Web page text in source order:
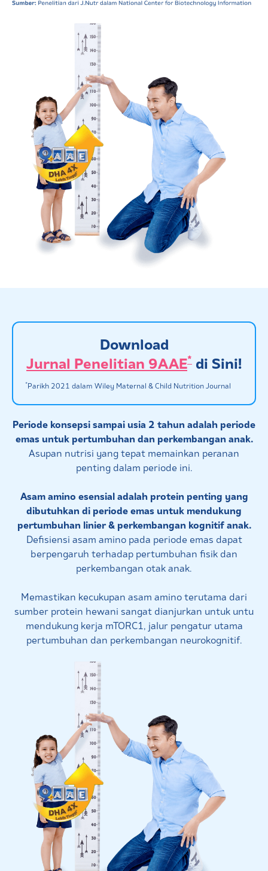
Download
Jurnal Penelitian 9AAE* di Sini!
*Parikh 2021 dalam Wiley Maternal & Child Nutrition Journal
Periode konsepsi sampai usia 2 tahun adalah periode
emas untuk pertumbuhan dan perkembangan anak.
Asupan nutrisi yang tepat memainkan peranan
penting dalam periode ini.
Asam amino esensial adalah protein penting yang
dibutuhkan di periode emas untuk mendukung
pertumbuhan linier & perkembangan kognitif anak.
Defisiensi asam amino pada periode emas dapat
berpengaruh terhadap pertumbuhan fisik dan
perkembangan otak anak.
Memastikan kecukupan asam amino terutama dari
sumber protein hewani sangat dianjurkan untuk untu
mendukung kerja mTORC1, jalur pengatur utama
pertumbuhan dan perkembangan neurokognitif.